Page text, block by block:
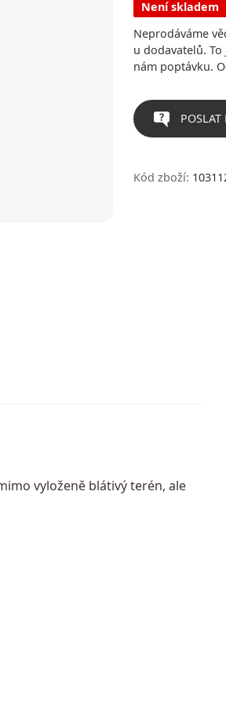
Není skladem
Neprodáváme
u dodavatelů.
nám poptávku.
POSLAT
Kód zboží:
vyloženě blátivý terén, ale